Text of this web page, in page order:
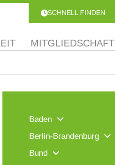
SCHNELL FINDEN
MITGLIEDSCHAFT
Baden
Berlin-Brandenburg
Bund